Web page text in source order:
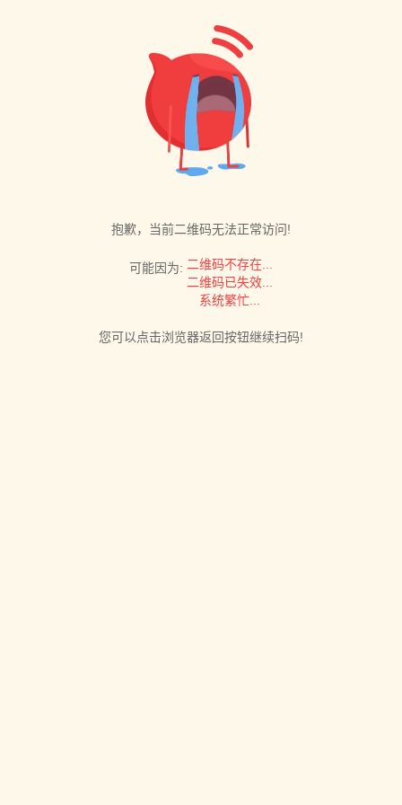
抱歉，当前二维码无法正常访问!
可能因为: 二维码不存在...
二维码已失效...
系统繁忙...
您可以点击浏览器返回按钮继续扫码!